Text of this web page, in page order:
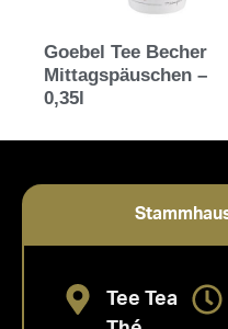
Goebel Tee Becher
Mittagspäuschen –
0,35l
Tee Tea